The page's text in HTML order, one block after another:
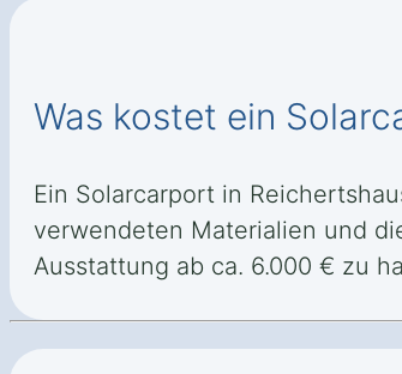
Was kostet ein
Ein Solarcarport in
verwendeten Materialien und
Ausstattung ab ca. 6.000 € zu